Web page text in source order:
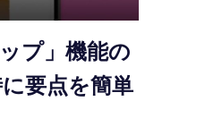
プ」機能の
要点を簡単